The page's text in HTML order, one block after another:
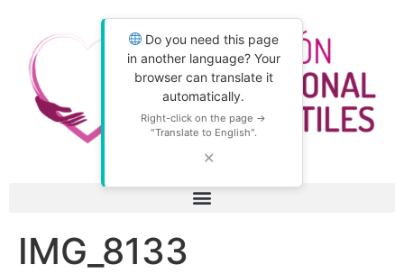
Do you need this page
in another language? Your
browser can translate it
automatically.
Right-click on the page →
"Translate to English".
✕
IMG_8133